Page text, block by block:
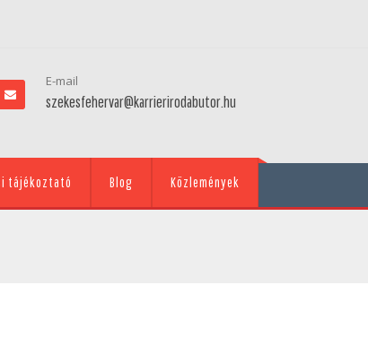
E-mail
szekesfehervar@karrierirodabutor.hu
tájékoztató Blog Közlemények